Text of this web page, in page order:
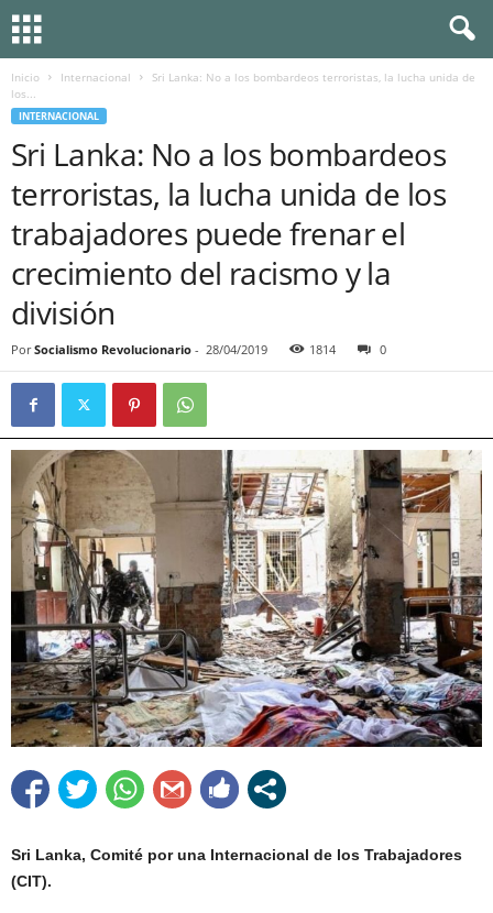
Inicio Internacional
Sri Lanka: No a los bombardeos terroristas, la lucha unida de
los...
INTERNACIONAL
Sri Lanka: No a los bombardeos
terroristas, la lucha unida de los
trabajadores puede frenar el
crecimiento del racismo y la
división
Por Socialismo Revolucionario - 28/04/2019 1814 0
Sri Lanka, Comité por una Internacional de los Trabajadores
(CIT).